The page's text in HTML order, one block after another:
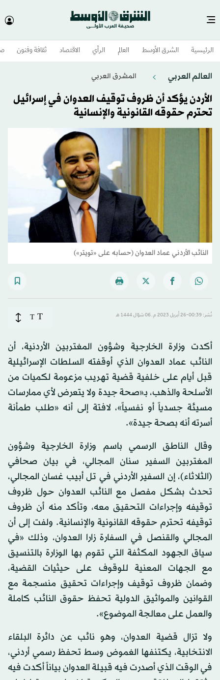
الرئيسية الشرق الأوسط​ العالم الرأي الاقتصاد ثقافة وفنون
العالم العربي المشرق العربي
الأردن يؤكد أن ظروف توقيف العدوان في إسرائيل
تحترم حقوقه القانونية والإنسانية
النائب الأردني عماد العدوان (حسابه على «تويتر»)
نُشر: 00:39-26 أبريل 2023 م ـ 06 شوّال 1444 هـ T
T
أكدت وزارة الخارجية وشؤون المغتربين الأردنية، أن
النائب عماد العدوان الذي أوقفته السلطات الإسرائيلية
قبل أيام على خلفية قضية تهريب مزعومة لكميات من
الأسلحة والذهب، بـ«صحة جيدة ولا يتعرض لأي ممارسات
مسيئة جسدياً أو نفسياً»، لافتة إلى أنه «طلب طمأنة
أسرته أنه بصحة جيدة».
وقال الناطق الرسمي باسم وزارة الخارجية وشؤون
المغتربين السفير سنان المجالي، في بيان صحافي
(الثلاثاء)، إن السفير الأردني في تل أبيب غسان المجالي،
تحدث بشكل مفصل مع النائب العدوان حول ظروف
توقيفه وإجراءات التحقيق معه، وتأكد منه أن ظروف
توقيفه تحترم حقوقه القانونية والإنسانية. ولفت إلى أن
المجالي والقنصل في السفارة زارا العدوان، وذلك «في
سياق الجهود المكثفة التي تقوم بها الوزارة بالتنسيق
مع الجهات المعنية للوقوف على حيثيات القضية،
وضمان ظروف توقيف وإجراءات تحقيق منسجمة مع
القوانين والمواثيق الدولية تحفظ حقوق النائب كاملة
والعمل على معالجة الموضوع».
ولا تزال قضية العدوان، وهو نائب عن دائرة البلقاء
الانتخابية، يكتنفها الغموض وسط تحفظ رسمي أردني،
في الوقت الذي أصدرت فيه قبيلة العدوان بياناً أكدت فيه